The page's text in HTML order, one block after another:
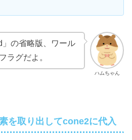
ハムちゃん
の省略版、ワール
ラグだよ。
を取り出してcone2に代入